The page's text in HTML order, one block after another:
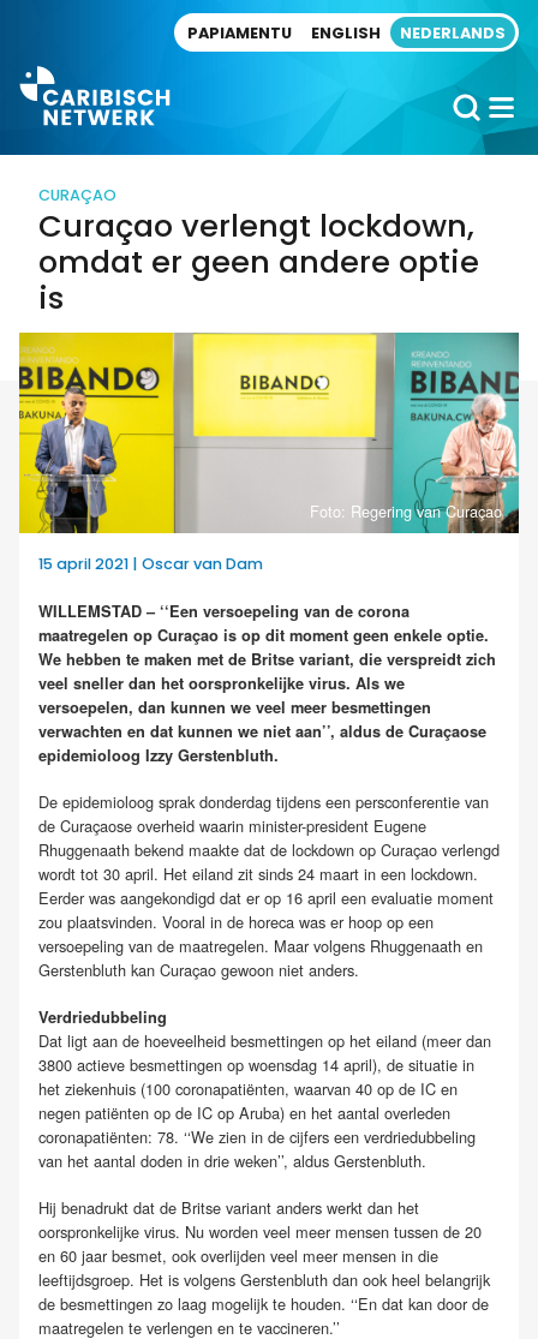
PAPIAMENTU ENGLISH NEDERLANDS
CURAÇAO
Curaçao verlengt lockdown,
omdat er geen andere optie
is
Foto: Regering van Curaçao
15 april 2021 | Oscar van Dam
WILLEMSTAD – ‘‘Een versoepeling van de corona
maatregelen op Curaçao is op dit moment geen enkele optie.
We hebben te maken met de Britse variant, die verspreidt zich
veel sneller dan het oorspronkelijke virus. Als we
versoepelen, dan kunnen we veel meer besmettingen
verwachten en dat kunnen we niet aan’’, aldus de Curaçaose
epidemioloog Izzy Gerstenbluth.
De epidemioloog sprak donderdag tijdens een persconferentie van
de Curaçaose overheid waarin minister-president Eugene
Rhuggenaath bekend maakte dat de lockdown op Curaçao verlengd
wordt tot 30 april. Het eiland zit sinds 24 maart in een lockdown.
Eerder was aangekondigd dat er op 16 april een evaluatie moment
zou plaatsvinden. Vooral in de horeca was er hoop op een
versoepeling van de maatregelen. Maar volgens Rhuggenaath en
Gerstenbluth kan Curaçao gewoon niet anders.
Verdriedubbeling
Dat ligt aan de hoeveelheid besmettingen op het eiland (meer dan
3800 actieve besmettingen op woensdag 14 april), de situatie in
het ziekenhuis (100 coronapatiënten, waarvan 40 op de IC en
negen patiënten op de IC op Aruba) en het aantal overleden
coronapatiënten: 78. ‘‘We zien in de cijfers een verdriedubbeling
van het aantal doden in drie weken’’, aldus Gerstenbluth.
Hij benadrukt dat de Britse variant anders werkt dan het
oorspronkelijke virus. Nu worden veel meer mensen tussen de 20
en 60 jaar besmet, ook overlijden veel meer mensen in die
leeftijdsgroep. Het is volgens Gerstenbluth dan ook heel belangrijk
de besmettingen zo laag mogelijk te houden. ‘‘En dat kan door de
maatregelen te verlengen en te vaccineren.’’